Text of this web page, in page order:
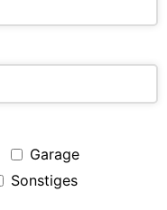
Garage
Sonstiges